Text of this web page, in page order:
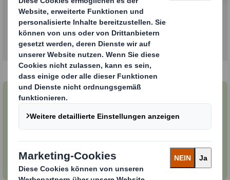
Unsere geografische Präsenz
Über 30 Länder | Über 200 Papierfabriken und
Papierfabriken und Verpackungswerke in EMEA
(Europa, Mittlerer Osten, Afrika) | Über 65.000
Mitarbeitende